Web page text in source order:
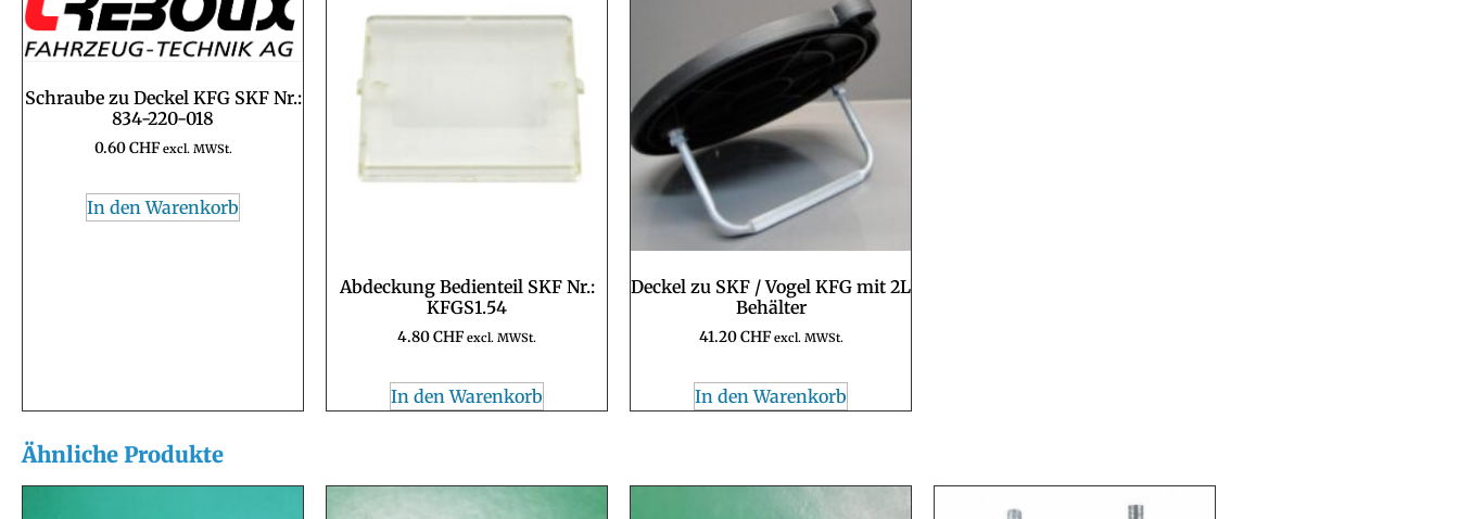
Schraube zu Deckel KFG SKF Nr.:
834-220-018
0.60CHF excl. MWSt.
In den Warenkorb
Abdeckung Bedienteil SKF Nr.:
KFGS1.54
4.80CHF excl. MWSt.
In den Warenkorb
Deckel zu SKF / Vogel KFG mit 2L
Behälter
41.20CHF excl. MWSt.
In den Warenkorb
Ähnliche Produkte